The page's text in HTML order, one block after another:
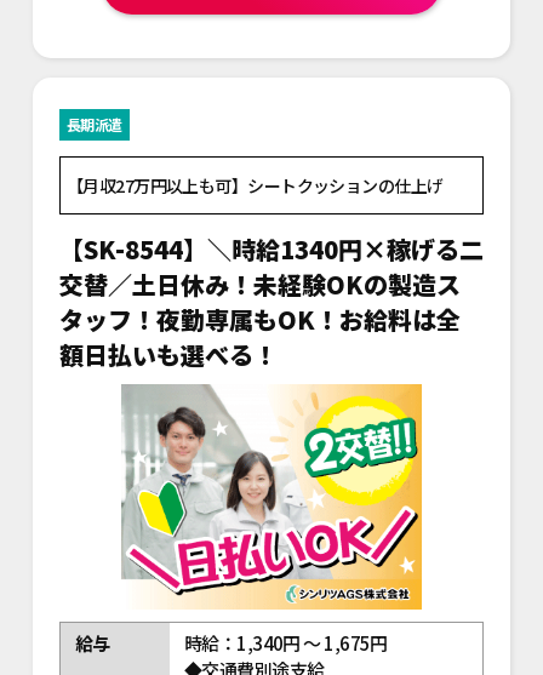
長期派遣
【月収27万円以上も可】シートクッションの仕上げ
【SK-8544】＼時給1340円×稼げる二
交替／土日休み！未経験OKの製造ス
タッフ！夜勤専属もOK！お給料は全
額日払いも選べる！
給与
時給：1,340円 ～ 1,675円
◆交通費別途支給